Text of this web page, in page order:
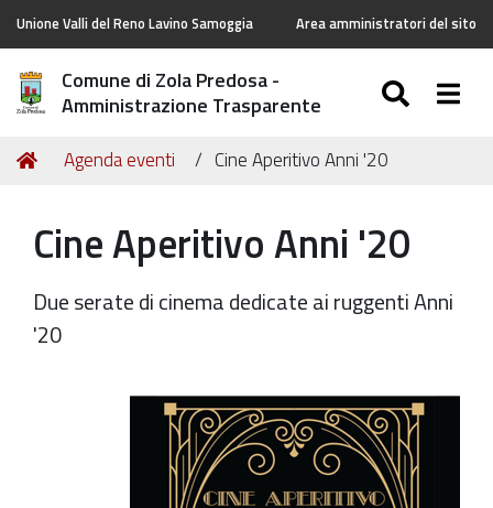
Unione Valli del Reno Lavino Samoggia Area amministratori del sito
Comune di Zola Predosa -
Amministrazione Trasparente
Tu
Home
Agenda eventi Cine Aperitivo Anni '20
Cine Aperitivo Anni '20
Due serate di cinema dedicate ai ruggenti Anni
'20
https://old.comune.zolapredosa.bo.it/events/cine-